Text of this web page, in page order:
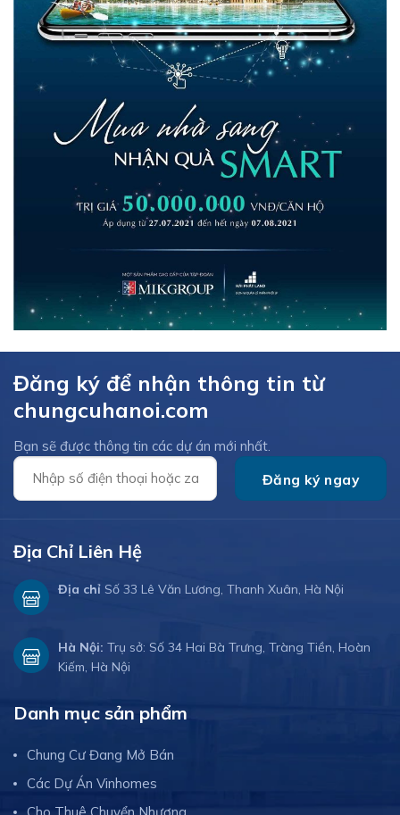
Đăng ký để nhận thông tin từ
chungcuhanoi.com
Bạn sẽ được thông tin các dự án mới nhất.
Địa Chỉ Liên Hệ
Địa chỉ Số 33 Lê Văn Lương, Thanh Xuân, Hà Nội
Hà Nội: Trụ sở: Số 34 Hai Bà Trưng, Tràng Tiền, Hoàn
Kiếm, Hà Nội
Danh mục sản phẩm
Chung Cư Đang Mở Bán
Các Dự Án Vinhomes